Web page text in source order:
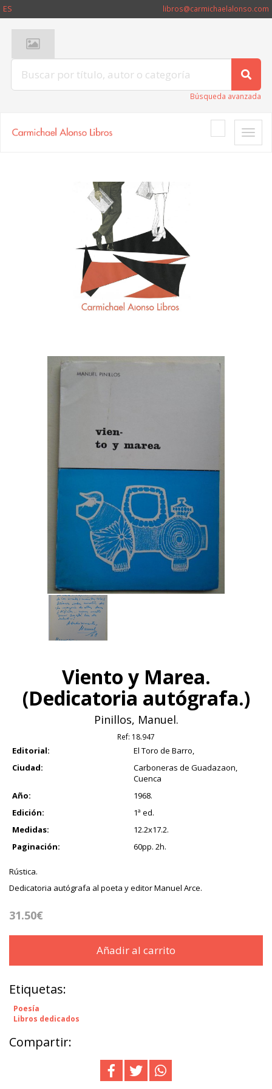
ES libros@carmichaelalonso.com
Búsqueda avanzada
Toggle
Viento y Marea.
(Dedicatoria autógrafa.)
Pinillos, Manuel.
Ref: 18.947
Editorial:
El Toro de Barro,
Ciudad:
Carboneras de Guadazaon,
Cuenca
Año:
1968.
Edición:
1ª ed.
Medidas:
12.2x17.2.
Paginación:
60pp. 2h.
Rústica.
Dedicatoria autógrafa al poeta y editor Manuel Arce.
31.50€
Añadir al carrito
Etiquetas:
Poesía
Libros dedicados
Compartir: